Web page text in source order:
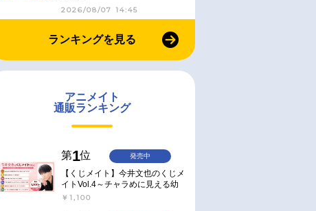
2026/08/07 14:45
ランキングを見る
アニメイト
通販ランキング
第1位
【くじメイト】今井文也のくじメ
イトVol.4～チャラめに見える幼
馴染、実は一途で独占欲が強いん
￥1,100
発売中